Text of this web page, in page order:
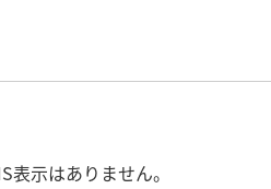
示はありません。